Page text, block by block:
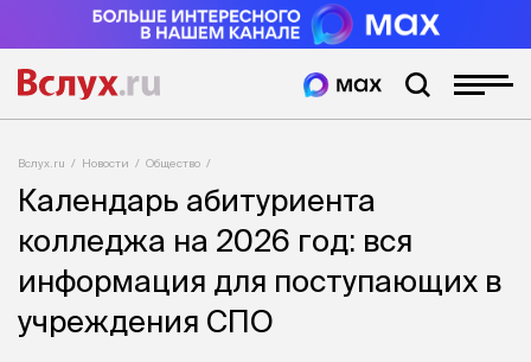
Вслух.ru Новости Общество
Календарь абитуриента
колледжа на 2026 год: вся
информация для поступающих в
учреждения СПО